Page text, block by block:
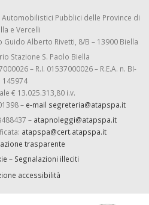
Pubblici delle Province di
e Vercelli
Alberto Rivetti, 8/B – 13900 Biella
Stazione S. Paolo Biella
– R.I. 01537000026 – R.E.A. n. BI-
145974
€ 13.025.313,80 i.v.
– e-mail segreteria@atapspa.it
– atapnoleggi@atapspa.it
atapspa@cert.atapspa.it
trasparente
– Segnalazioni illeciti
accessibilità